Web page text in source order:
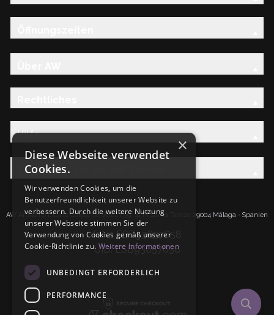
Hilfe
Entdecken Sie die AW-Familie
AW Artisan S.L.Calle Caleta de Velez n39, 41 PI Santa Tereza 29004 Málaga - Spanien
IdNr: ESB93657658
UID: ESB93657658
×
Diese Webseite verwendet
Cookies.
Wir verwenden Cookies, um die
Benutzerfreundlichkeit unserer Website zu
verbessern. Durch die weitere Nutzung
unserer Webseite stimmen Sie der
Verwendung von Cookies gemäß unserer
Cookie-Richtlinie zu. Weitere Informationen
UNBEDINGT ERFORDERLICH
PERFORMANCE